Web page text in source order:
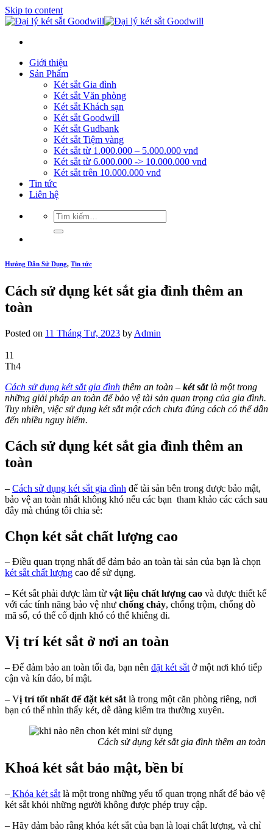
Skip to content
Giới thiệu
Sản Phẩm
Két sắt Gia đình
Két sắt Văn phòng
Két sắt Khách sạn
Két sắt Goodwill
Két sắt Gudbank
Két sắt Tiệm vàng
Két sắt từ 1.000.000 – 5.000.000 vnđ
Két sắt từ 6.000.000 -> 10.000.000 vnđ
Két sắt trên 10.000.000 vnđ
Tin tức
Liên hệ
Hướng Dẫn Sử Dụng, Tin tức
Cách sử dụng két sắt gia đình thêm an
toàn
Posted on 11 Tháng Tư, 2023 by Admin
11
Th4
Cách sử dụng két sắt gia đình thêm an toàn – két sắtlà một trong
những giải pháp an toàn để bảo vệ tài sản quan trọng của gia đình.
Tuy nhiên, việc sử dụng két sắt một cách chưa đúng cách có thể dẫn
đến nhiều nguy hiểm.
Cách sử dụng két sắt gia đình thêm an
toàn
– Cách sử dụng két sắt gia đình để tài sản bên trong được bảo mật,
bảo vệ an toàn nhất không khó nếu các bạn tham khảo các cách sau
đây mà chúng tôi chia sẻ:
Chọn két sắt chất lượng cao
– Điều quan trọng nhất để đảm bảo an toàn tài sản của bạn là chọn
két sắt chất lượng cao để sử dụng.
– Két sắt phải được làm từ vật liệu chất lượng cao và được thiết kế
với các tính năng bảo vệ như chống cháy, chống trộm, chống dò
mã số, có thể cố định khó có thể khiêng đi.
Vị trí két sắt ở nơi an toàn
– Để đảm bảo an toàn tối đa, bạn nên đặt két sắt ở một nơi khó tiếp
cận và kín đáo, bí mật.
– Vị trí tốt nhất để đặt két sắt là trong một căn phòng riêng, nơi
bạn có thể nhìn thấy két, dễ dàng kiểm tra thường xuyên.
Cách sử dụng két sắt gia đình thêm an toàn
Khoá két sắt bảo mật, bền bỉ
– Khóa két sắt là một trong những yếu tố quan trọng nhất để bảo vệ
két sắt khỏi những người không được phép truy cập.
– Hãy đảm bảo rằng khóa két sắt của bạn là loại chất lượng, và chỉ